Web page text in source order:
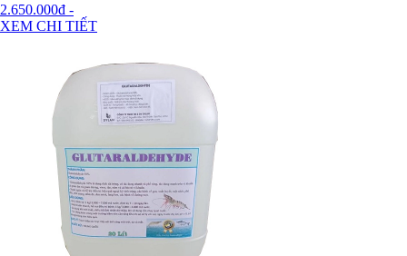
2.650.000đ -
XEM CHI TIẾT